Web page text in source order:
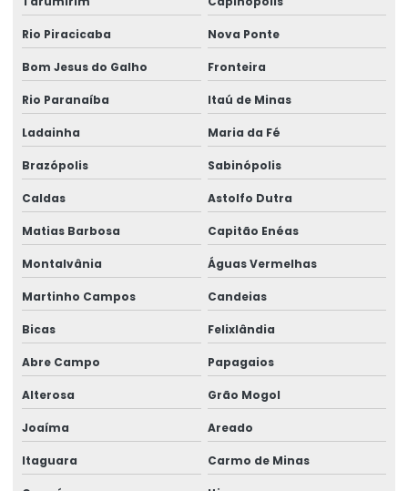
Treinamento De Pontes Rolantes
Treinamento Em Segurança De Elevadores
Treinamento para operadores de ponte rolante
Treinamento de ponte rolante
Trilhos para pontes rolantes
Trilhos de rolamento para pontes rolantes
Trole Motorizado Para Talha
Venda de peças para pontes rolantes
Venda de talha cabo de aço
Venda de talha elétrica
Venda de talha elétrica de grau alimentício
Rio Piracicaba Nova Ponte
Bom Jesus do Galho Fronteira
Rio Paranaíba Itaú de Minas
Ladainha Maria da Fé
Brazópolis Sabinópolis
Caldas Astolfo Dutra
Matias Barbosa Capitão Enéas
Montalvânia Águas Vermelhas
Martinho Campos Candeias
Bicas Felixlândia
Abre Campo Papagaios
Alterosa Grão Mogol
Joaíma Areado
Itaguara Carmo de Minas